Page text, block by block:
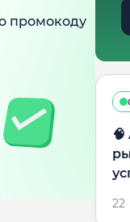
промокоду
22